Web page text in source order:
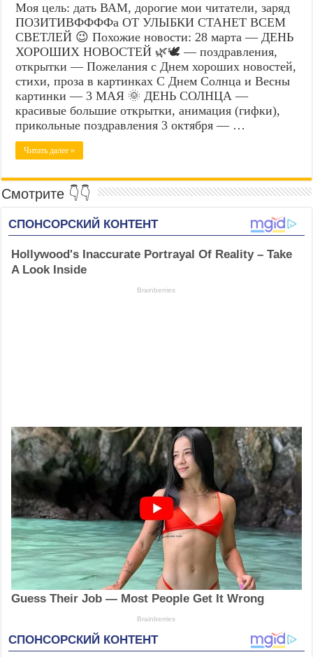
Моя цель: дать ВАМ, дорогие мои читатели, заряд
ПОЗИТИВФФФФа ОТ УЛЫБКИ СТАНЕТ ВСЕМ
СВЕТЛЕЙ 😉 Похожие новости: 28 марта — ДЕНЬ
ХОРОШИХ НОВОСТЕЙ 🌿🕊️ — поздравления,
открытки — Пожелания с Днем хороших новостей,
стихи, проза в картинках С Днем Солнца и Весны
картинки — 3 МАЯ 🌞 ДЕНЬ СОЛНЦА —
красивые большие открытки, анимация (гифки),
прикольные поздравления 3 октября — …
Читать далее »
Смотрите 👇👇